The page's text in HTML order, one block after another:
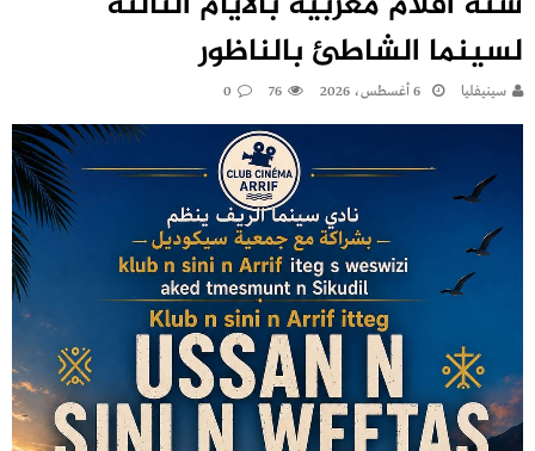
لسينما الشاطئ بالناظور
سينيفليا 6 أغسطس، 2026 76
0